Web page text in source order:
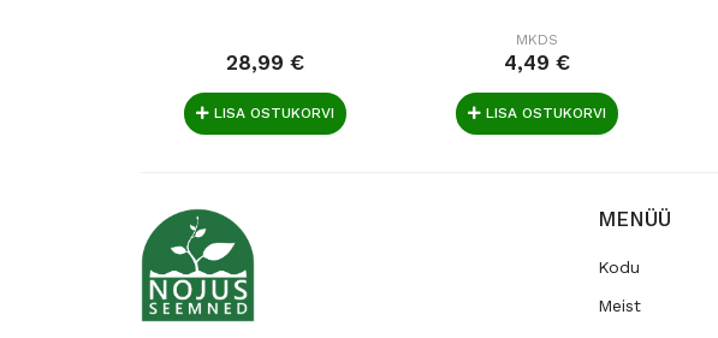
28,99 €
LISA OSTUKORVI
MKDS
4,49 €
LISA OSTUKORVI
MENÜÜ
Kodu
Meist